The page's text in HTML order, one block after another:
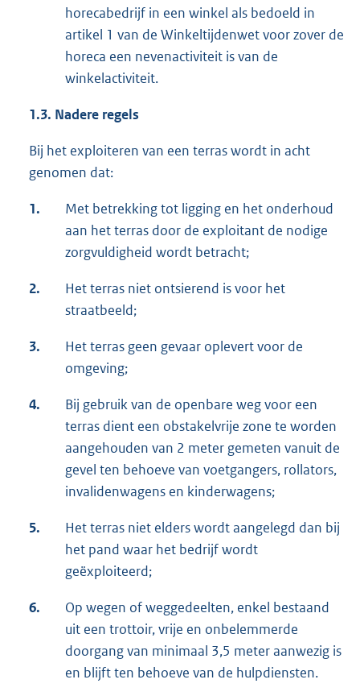
horecabedrijf in een winkel als bedoeld in
artikel 1 van de Winkeltijdenwet voor zover de
horeca een nevenactiviteit is van de
winkelactiviteit.
1.3. Nadere regels
Bij het exploiteren van een terras wordt in acht
genomen dat:
1.
Met betrekking tot ligging en het onderhoud
aan het terras door de exploitant de nodige
zorgvuldigheid wordt betracht;
2.
Het terras niet ontsierend is voor het
straatbeeld;
3.
Het terras geen gevaar oplevert voor de
omgeving;
4.
Bij gebruik van de openbare weg voor een
terras dient een obstakelvrije zone te worden
aangehouden van 2 meter gemeten vanuit de
gevel ten behoeve van voetgangers, rollators,
invalidenwagens en kinderwagens;
5.
Het terras niet elders wordt aangelegd dan bij
het pand waar het bedrijf wordt
geëxploiteerd;
6.
Op wegen of weggedeelten, enkel bestaand
uit een trottoir, vrije en onbelemmerde
doorgang van minimaal 3,5 meter aanwezig is
en blijft ten behoeve van de hulpdiensten.